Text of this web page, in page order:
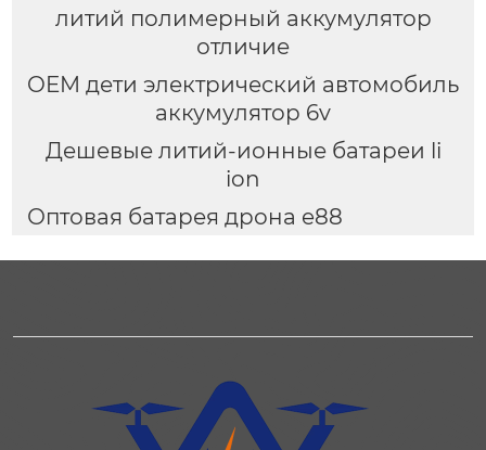
литий полимерный аккумулятор
отличие
OEM дети электрический автомобиль
аккумулятор 6v
Дешевые литий-ионные батареи li
ion
Оптовая батарея дрона e88